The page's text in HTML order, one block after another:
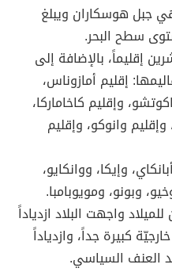
جبل هوسكاران ويبلغ
إقليماً، بالإضافة إلى
إقليم أمازوناس،
وإقليم كاخاماركا،
وإقليم وانوكو، وإقليم
وإيكا، ووانكايو،
وبونو، ومويوبامبا.
واجهت البلاد ازدياداً
كبيرة جداً، وازدياداً
العنف السياسي.